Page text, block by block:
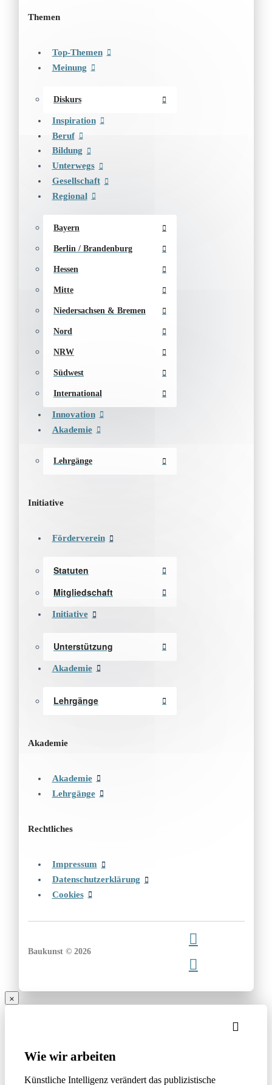
Themen
Top-Themen
Meinung
Diskurs
Inspiration
Beruf
Bildung
Unterwegs
Gesellschaft
Regional
Bayern
Berlin / Brandenburg
Hessen
Mitte
Niedersachsen & Bremen
Nord
NRW
Südwest
International
Innovation
Akademie
Lehrgänge
Initiative
Förderverein
Statuten
Mitgliedschaft
Initiative
Unterstützung
Akademie
Lehrgänge
Akademie
Akademie
Lehrgänge
Rechtliches
Impressum
Datenschutzerklärung
Cookies
Baukunst © 2026
Wie wir arbeiten
Künstliche Intelligenz verändert das publizistische